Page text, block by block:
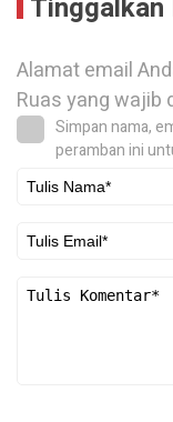
Tinggalkan
Alamat email
Ruas yang wajib
Simpan nama,
peramban ini